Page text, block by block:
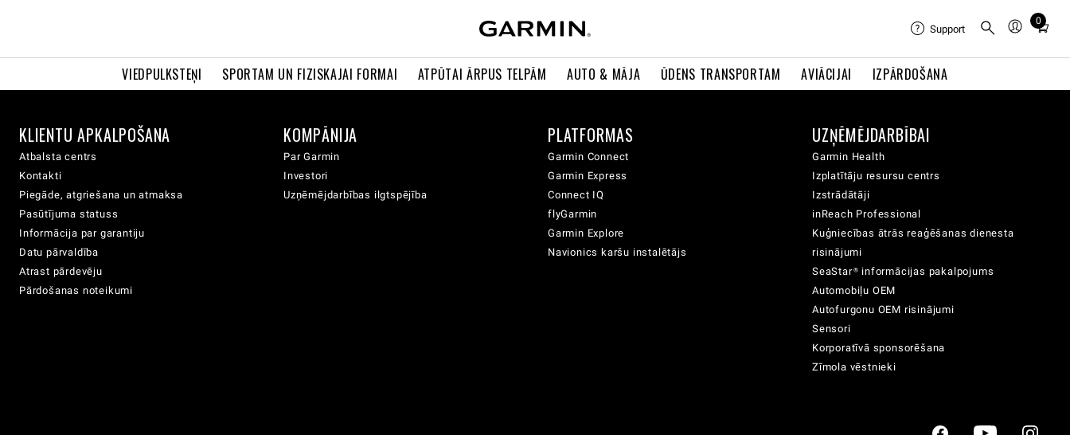
VIEDPULKSTEŅI SPORTAM UN FIZISKAJAI FORMAI ATPŪTAI ĀRPUS TELPĀM AUTO & MĀJA ŪDENS TRANSPORTAM AVIĀCIJAI IZPĀRDOŠANA
Support
0
Total
in
KLIENTU APKALPOŠANA
Atbalsta centrs
Kontakti
Piegāde, atgriešana un atmaksa
Pasūtījuma statuss
Informācija par garantiju
Datu pārvaldība
Atrast pārdevēju
Pārdošanas noteikumi
KOMPĀNIJA
Par Garmin
Investori
Uzņēmējdarbības ilgtspējība
PLATFORMAS
Garmin Connect
Garmin Express
Connect IQ
flyGarmin
Garmin Explore
Navionics karšu instalētājs
UZŅĒMĒJDARBĪBAI
Garmin Health
Izplatītāju resursu centrs
Izstrādātāji
inReach Professional
Kuģniecības ātrās reaģēšanas dienesta
risinājumi
SeaStar® informācijas pakalpojums
Automobiļu OEM
Autofurgonu OEM risinājumi
Sensori
Korporatīvā sponsorēšana
Zīmola vēstnieki